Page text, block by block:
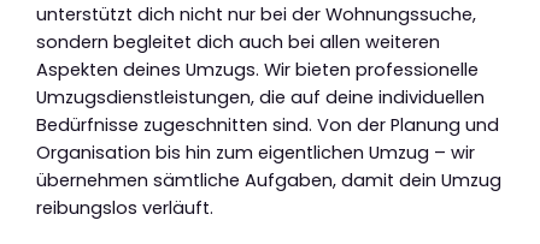
unterstützt dich nicht nur bei der Wohnungssuche,
sondern begleitet dich auch bei allen weiteren
Aspekten deines Umzugs. Wir bieten professionelle
Umzugsdienstleistungen, die auf deine individuellen
Bedürfnisse zugeschnitten sind. Von der Planung und
Organisation bis hin zum eigentlichen Umzug – wir
übernehmen sämtliche Aufgaben, damit dein Umzug
reibungslos verläuft.